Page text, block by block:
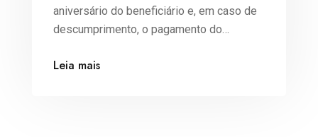
aniversário do beneficiário e, em caso de
descumprimento, o pagamento do
Leia mais